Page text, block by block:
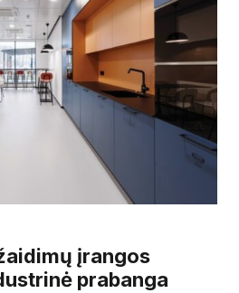
įrangos
prabanga